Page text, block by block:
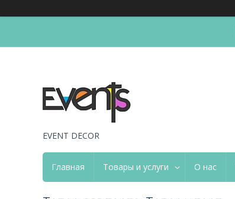
EVENT DECOR
Главная Товары и услуги О нас